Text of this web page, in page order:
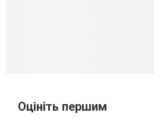
Оцініть першим